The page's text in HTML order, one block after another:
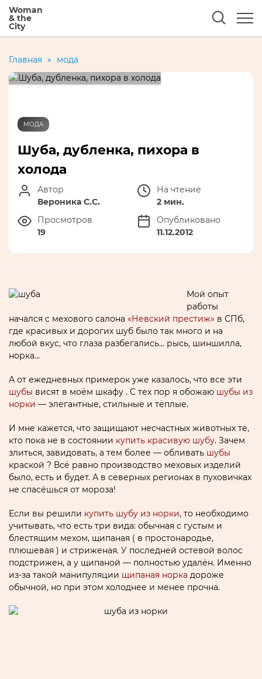
Woman
& the
City
Главная » мода
МОДА
Шуба, дубленка, пихора в
холода
Автор
Вероника С.С.
На чтение
2 мин.
Просмотров
19
Опубликовано
11.12.2012
Мой опыт
работы
начался с мехового салона «Невский престиж» в СПб,
где красивых и дорогих шуб было так много и на
любой вкус, что глаза разбегались… рысь, шиншилла,
норка…
А от ежедневных примерок уже казалось, что все эти
шубы висят в моём шкафу . С тех пор я обожаю шубы из
норки — элегантные, стильные и тёплые.
И мне кажется, что защищают несчастных животных те,
кто пока не в состоянии купить красивую шубу. Зачем
злиться, завидовать, а тем более — обливать шубы
краской ? Всё равно производство меховых изделий
было, есть и будет. А в северных регионах в пуховичках
не спасёшься от мороза!
Если вы решили купить шубу из норки, то необходимо
учитывать, что есть три вида: обычная с густым и
блестящим мехом, щипаная ( в простонародье,
плюшевая ) и стриженая. У последней остевой волос
подстрижен, а у щипаной — полностью удалён. Именно
из-за такой манипуляции щипаная норка дороже
обычной, но при этом холоднее и менее прочна.